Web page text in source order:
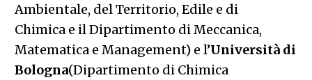
Ambientale, del Territorio, Edile e di
Chimica e il Dipartimento di Meccanica,
Matematica e Management) e l’Università di
Bologna(Dipartimento di Chimica